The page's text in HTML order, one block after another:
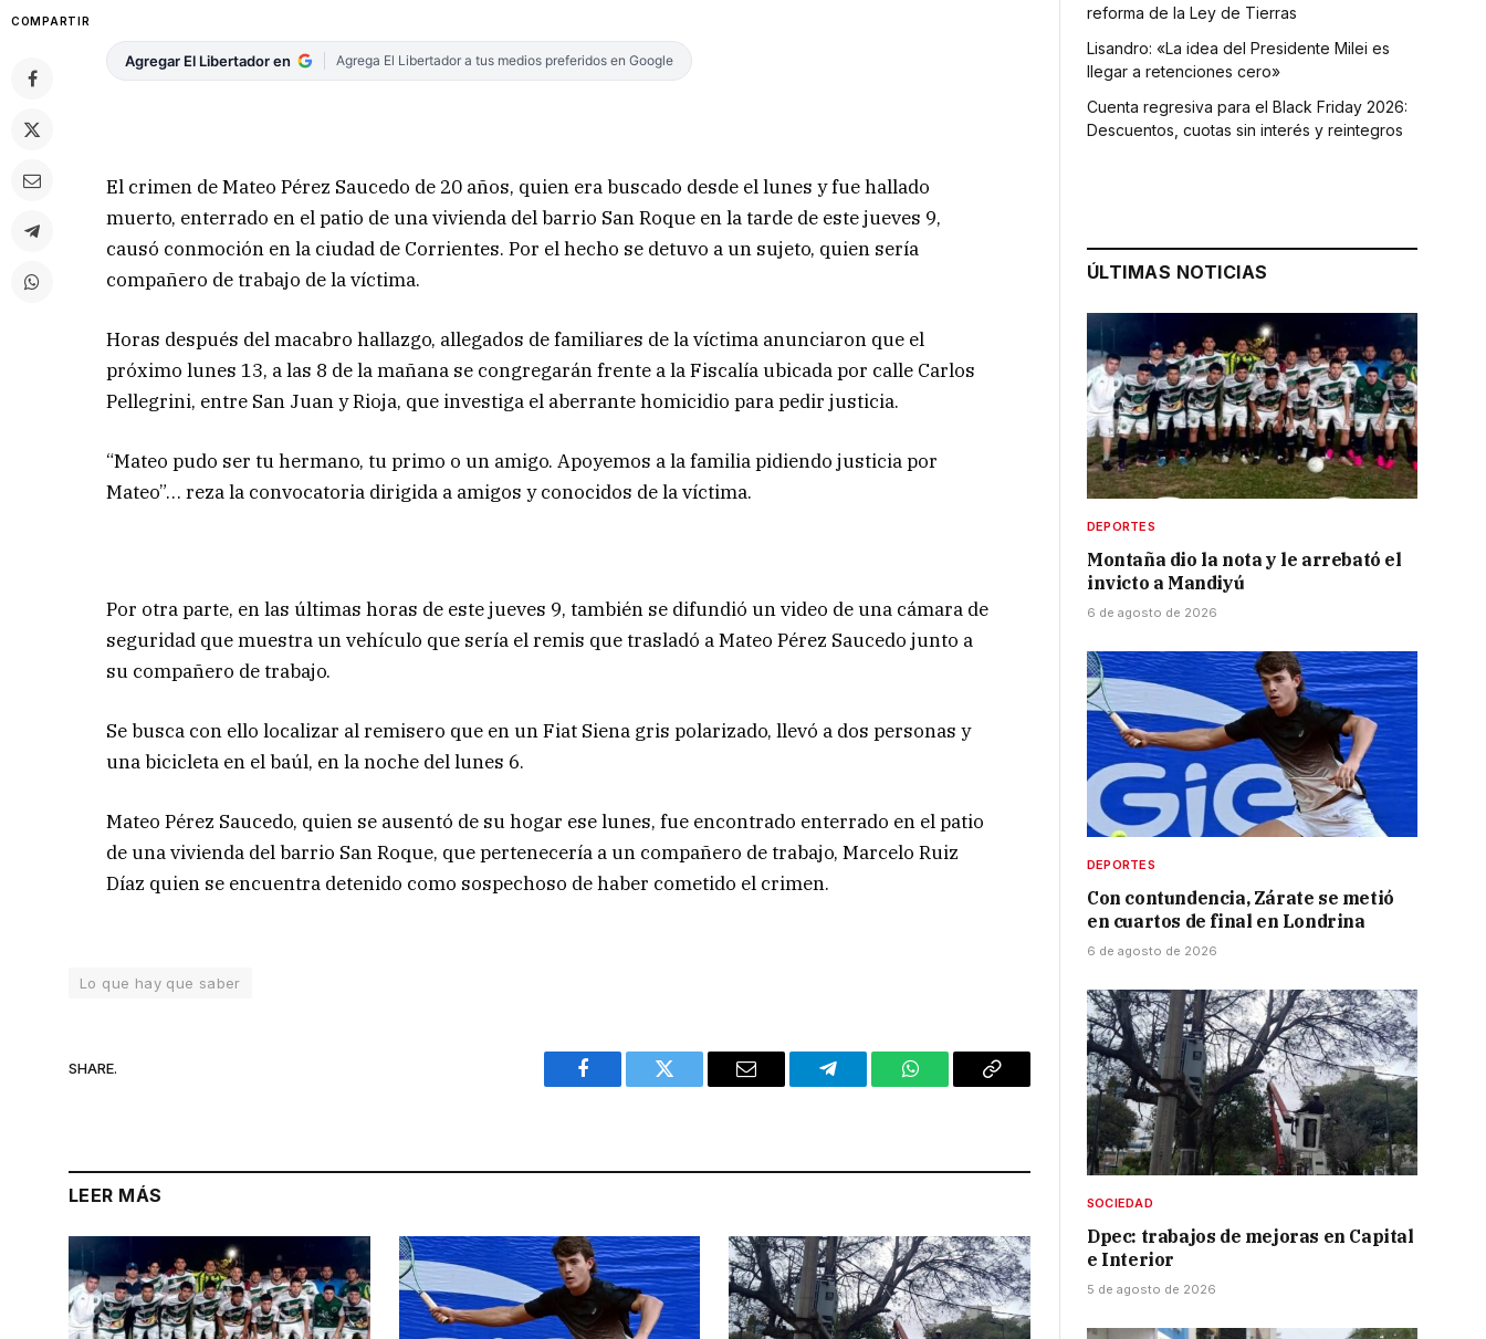
COMPARTIR
Agregar El Libertador en Agrega El Libertador a tus medios preferidos en Google
El crimen de Mateo Pérez Saucedo de 20 años, quien era buscado desde el lunes y fue hallado
muerto, enterrado en el patio de una vivienda del barrio San Roque en la tarde de este jueves 9,
causó conmoción en la ciudad de Corrientes. Por el hecho se detuvo a un sujeto, quien sería
compañero de trabajo de la víctima.
Horas después del macabro hallazgo, allegados de familiares de la víctima anunciaron que el
próximo lunes 13, a las 8 de la mañana se congregarán frente a la Fiscalía ubicada por calle Carlos
Pellegrini, entre San Juan y Rioja, que investiga el aberrante homicidio para pedir justicia.
“Mateo pudo ser tu hermano, tu primo o un amigo. Apoyemos a la familia pidiendo justicia por
Mateo”… reza la convocatoria dirigida a amigos y conocidos de la víctima.
Por otra parte, en las últimas horas de este jueves 9, también se difundió un video de una cámara de
seguridad que muestra un vehículo que sería el remis que trasladó a Mateo Pérez Saucedo junto a
su compañero de trabajo.
Se busca con ello localizar al remisero que en un Fiat Siena gris polarizado, llevó a dos personas y
una bicicleta en el baúl, en la noche del lunes 6.
Mateo Pérez Saucedo, quien se ausentó de su hogar ese lunes, fue encontrado enterrado en el patio
de una vivienda del barrio San Roque, que pertenecería a un compañero de trabajo, Marcelo Ruiz
Díaz quien se encuentra detenido como sospechoso de haber cometido el crimen.
Lo que hay que saber
SHARE.
Facebook Twitter Email Telegram WhatsAppCopy
LEER MÁS
reforma de la Ley de Tierras
Lisandro: «La idea del Presidente Milei es
llegar a retenciones cero»
Cuenta regresiva para el Black Friday 2026:
Descuentos, cuotas sin interés y reintegros
ÚLTIMAS NOTICIAS
DEPORTES
Montaña dio la nota y le arrebató el
invicto a Mandiyú
6 de agosto de 2026
DEPORTES
Con contundencia, Zárate se metió
en cuartos de final en Londrina
6 de agosto de 2026
SOCIEDAD
Dpec: trabajos de mejoras en Capital
e Interior
5 de agosto de 2026